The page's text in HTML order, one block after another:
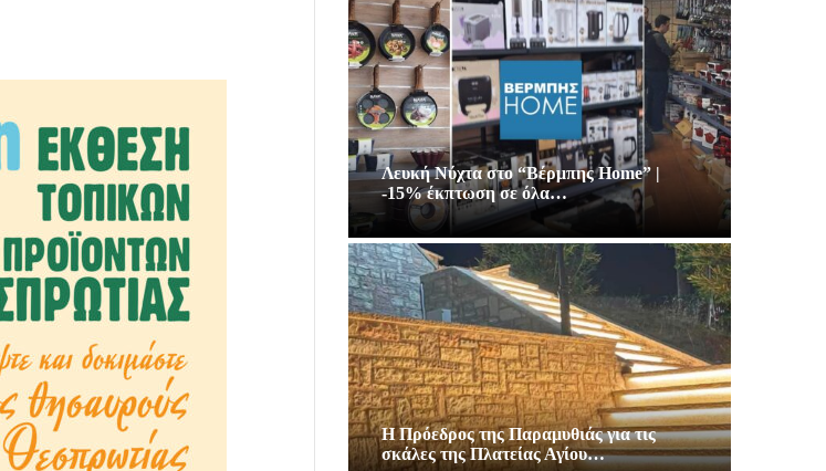
Λευκή Νύχτα στο “Βέρμπης Home” |
-15% έκπτωση σε όλα…
Η Πρόεδρος της Παραμυθιάς για τις
σκάλες της Πλατείας Αγίου…